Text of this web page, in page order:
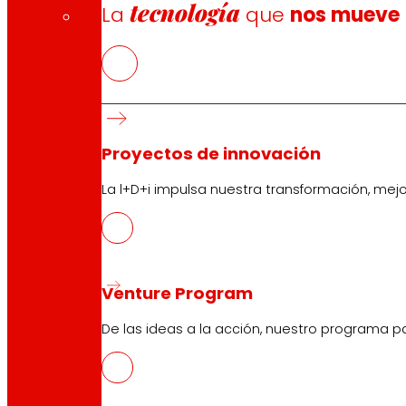
Latecnología que nos mueve
Proyectos de innovación
La l+D+i impulsa nuestra transformación,
Venture Program
De las ideas a la acción, nuestro programa